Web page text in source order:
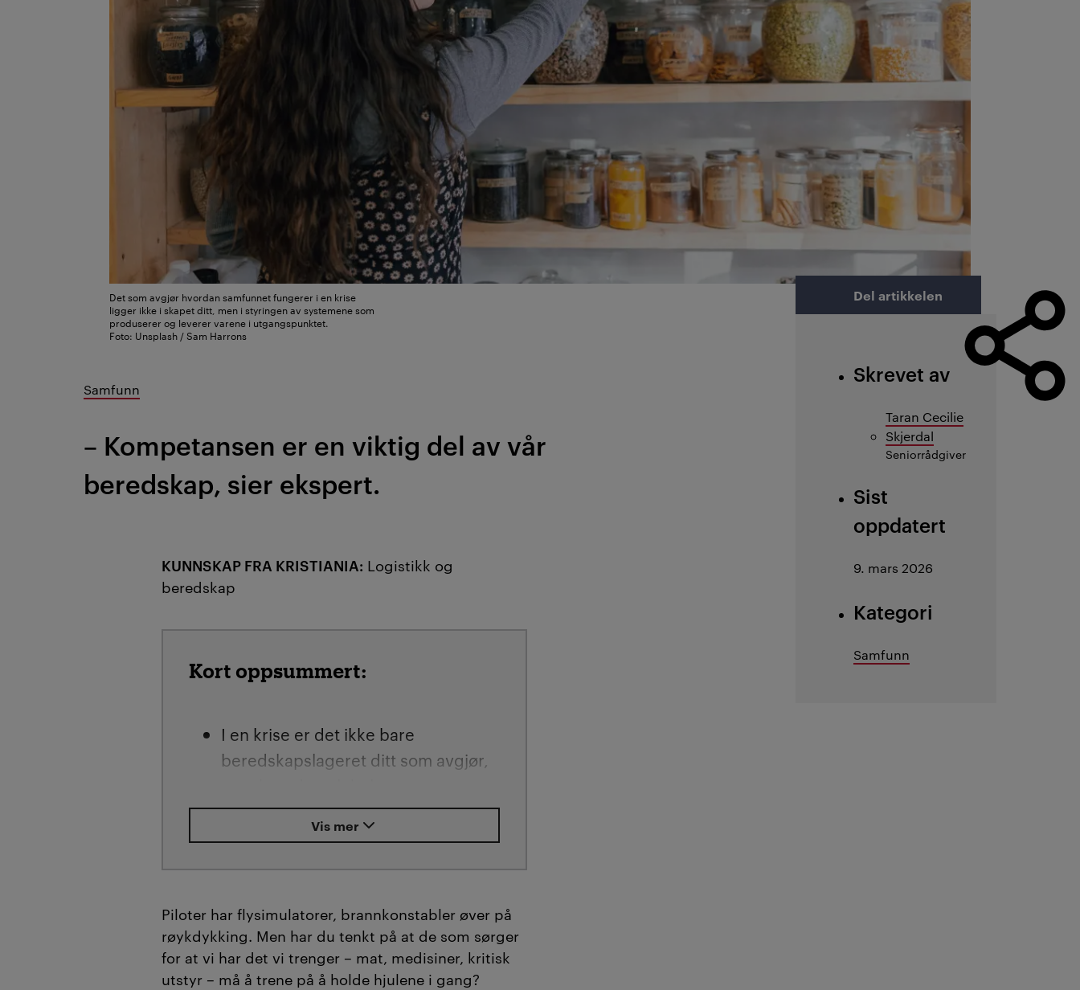
Det som avgjør hvordan samfunnet fungerer i en krise
ligger ikke i skapet ditt, men i styringen av systemene som
produserer og leverer varene i utgangspunktet.
Foto: Unsplash / Sam Harrons
Del artikkelen
Skrevet av
Taran Cecilie
Skjerdal
Seniorrådgiver
Sist
oppdatert
9. mars 2026
Kategori
Samfunn
Samfunn
– Kompetansen er en viktig del av vår
beredskap, sier ekspert.
KUNNSKAP FRA KRISTIANIA: Logistikk og
beredskap
Kort oppsummert:
I en krise er det ikke bare
beredskapslageret ditt som avgjør,
forsyningskjeder styres.
relasjoner, erfaring og raske
vurderinger er avgjørende når
systemene settes på prøve.
Vis mer
Piloter har flysimulatorer, brannkonstabler øver på
røykdykking. Men har du tenkt på at de som sørger
for at vi har det vi trenger – mat, medisiner, kritisk
utstyr – må å trene på å holde hjulene i gang?